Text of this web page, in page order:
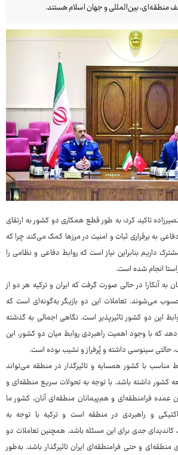
منطقه‌ای، بین‌المللی و جهان اسلام هستند.
تاکید کرد: به طور قطع همکاری دو کشور به ارتقای
به برقراری ثبات و امنیت در مرزها کمک می‌کند چرا که
مرز مشترک داریم بنابراین نیاز است که روابط دفاعی و نظامی را
انجام شده است.
آنکارا در حالی صورت گرفت که ایران و ترکیه هر دو از
می‌شوند. تعاملات این دو بازیگر به‌گونه‌ای است که
این دو کشور تاثیرپذیر است. نگاهی اجمالی به گذشته
که با وجود اهمیت راهبردی روابط میان دو کشور، این
حالتی سینوسی داشته و پُرفراز و نشیب بوده است.
با کشور همسایه و تاثیرگذار در منطقه می‌تواند
کشور داشته باشد. با توجه به تحولات سریع منطقه‌ای و
عمده فرامنطقه‌ای و هم‌پیمانان منطقه‌ای آنان، کشور ما
و راهبردی در منطقه است و ترکیه با توجه به
کاندیدای جدی برای این مسئله باشد. همچنین تعاملات دو
و حتی فرامنطقه‌ای ایران تاثیرگذار باشد. به‌طور